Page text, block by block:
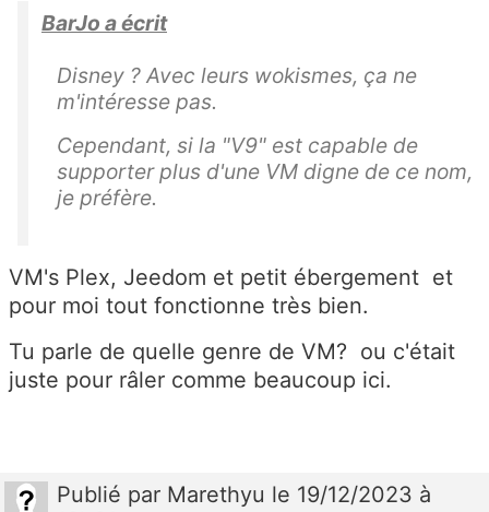
BarJo a écrit
Disney ? Avec leurs wokismes, ça ne
m'intéresse pas.
Cependant, si la "V9" est capable de
supporter plus d'une VM digne de ce nom,
je préfère.
VM's Plex, Jeedom et petit ébergement et
pour moi tout fonctionne très bien.
Tu parle de quelle genre de VM? ou c'était
juste pour râler comme beaucoup ici.
Publié par Marethyu le 19/12/2023 à